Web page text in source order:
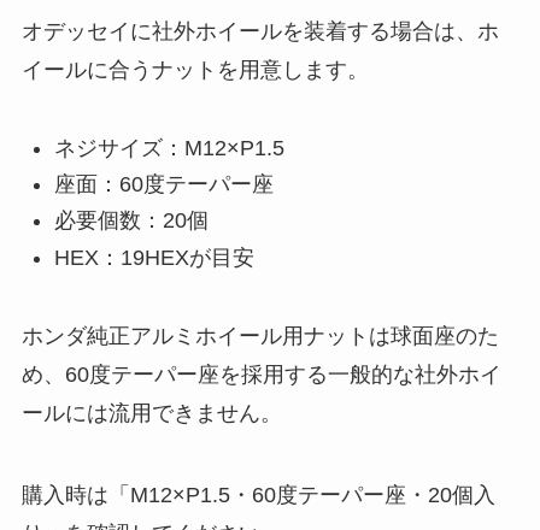
オデッセイに社外ホイールを装着する場合は、ホ
イールに合うナットを用意します。
ネジサイズ：M12×P1.5
座面：60度テーパー座
必要個数：20個
HEX：19HEXが目安
ホンダ純正アルミホイール用ナットは球面座のた
め、60度テーパー座を採用する一般的な社外ホイ
ールには流用できません。
購入時は「M12×P1.5・60度テーパー座・20個入